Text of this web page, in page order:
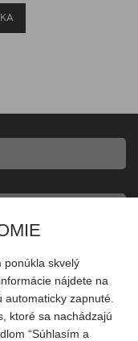
ponúkla skvelý
nájdete na
zapnuté.
ktoré sa nachádzajú
“Súhlasím a